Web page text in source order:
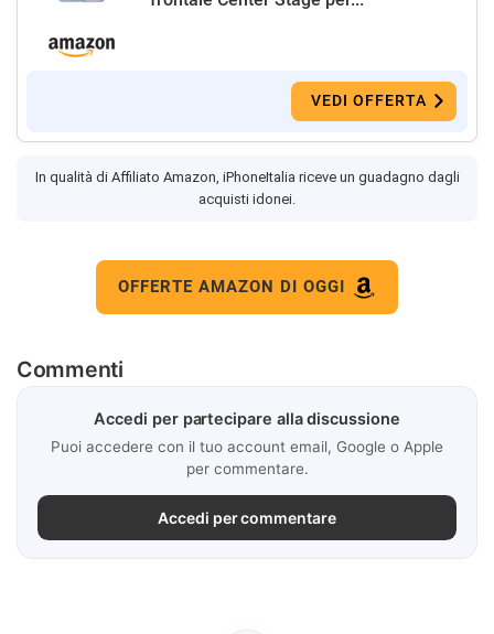
VEDI OFFERTA
In qualità di Affiliato Amazon, iPhoneItalia riceve un guadagno dagli
acquisti idonei.
OFFERTE AMAZON DI OGGI
Commenti
Accedi per partecipare alla discussione
Puoi accedere con il tuo account email, Google o Apple
per commentare.
Accedi per commentare